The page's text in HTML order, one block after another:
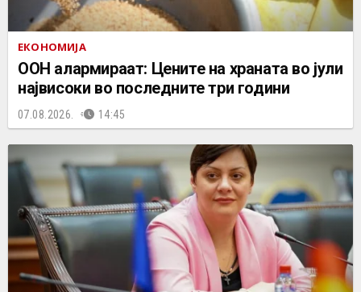
ЕКОНОМИЈА
ООН алармираат: Цените на храната во јули
највисоки во последните три години
07.08.2026. 14:45